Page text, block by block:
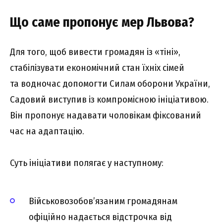
Що саме пропонує мер Львова?
Для того, щоб вивести громадян із «тіні»,
стабілізувати економічний стан їхніх сімей
та водночас допомогти Силам оборони України,
Садовий виступив із компромісною ініціативою.
Він пропонує надавати чоловікам фіксований
час на адаптацію.
Суть ініціативи полягає у наступному:
Військовозобов’язаним громадянам
офіційно надається відстрочка від